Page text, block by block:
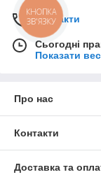
Контакти
Сьогодні
Показати
Про нас
Контакти
Доставка та
КНОПКА
ЗВ'ЯЗКУ